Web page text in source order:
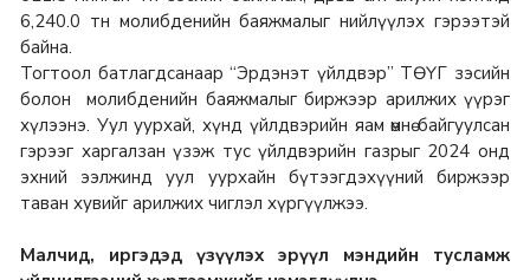
6,240.0 тн молибденийн баяжмалыг нийлүүлэх гэрээтэй
байна.
Тогтоол батлагдсанаар “Эрдэнэт үйлдвэр” ТӨҮГ зэсийн
болон молибденийн баяжмалыг биржээр арилжих үүрэг
хүлээнэ. Уул уурхай, хүнд үйлдвэрийн яам өмнө байгуулсан
гэрээг харгалзан үзэж тус үйлдвэрийн газрыг 2024 онд
эхний ээлжинд уул уурхайн бүтээгдэхүүний биржээр
таван хувийг арилжих чиглэл хүргүүлжээ.
Малчид, иргэдэд үзүүлэх эрүүл мэндийн тусламж